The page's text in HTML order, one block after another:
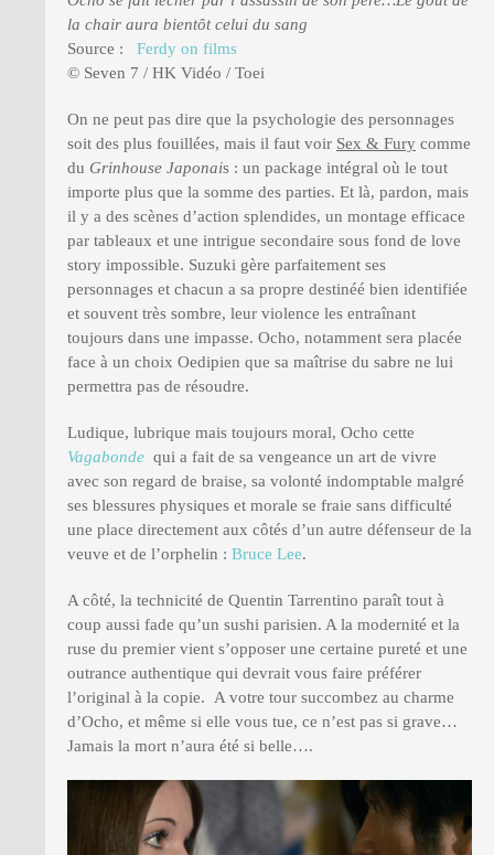
la chair aura bientôt celui du sang
Source : Ferdy on films
© Seven 7 / HK Vidéo / Toei
On ne peut pas dire que la psychologie des personnages
soit des plus fouillées, mais il faut voir Sex & Fury comme
du Grinhouse Japonais : un package intégral où le tout
importe plus que la somme des parties. Et là, pardon, mais
il y a des scènes d’action splendides, un montage efficace
par tableaux et une intrigue secondaire sous fond de love
story impossible. Suzuki gère parfaitement ses
personnages et chacun a sa propre destinéé bien identifiée
et souvent très sombre, leur violence les entraînant
toujours dans une impasse. Ocho, notamment sera placée
face à un choix Oedipien que sa maîtrise du sabre ne lui
permettra pas de résoudre.
Ludique, lubrique mais toujours moral, Ocho cette
Vagabonde qui a fait de sa vengeance un art de vivre
avec son regard de braise, sa volonté indomptable malgré
ses blessures physiques et morale se fraie sans difficulté
une place directement aux côtés d’un autre défenseur de la
veuve et de l’orphelin : Bruce Lee.
A côté, la technicité de Quentin Tarrentino paraît tout à
coup aussi fade qu’un sushi parisien. A la modernité et la
ruse du premier vient s’opposer une certaine pureté et une
outrance authentique qui devrait vous faire préférer
l’original à la copie. A votre tour succombez au charme
d’Ocho, et même si elle vous tue, ce n’est pas si grave…
Jamais la mort n’aura été si belle….